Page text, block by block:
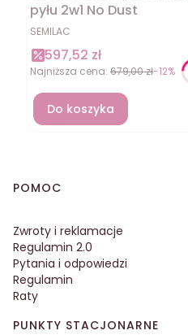
pyłu 2w1 No Dust
SEMILAC
597,52 zł
Najniższa cena: 679,00 zł-12%
Do koszyka
Linki w stopce
POMOC
Zwroty i reklamacje
Regulamin 2.0
Pytania i odpowiedzi
Regulamin
Raty
PUNKTY STACJONARNE